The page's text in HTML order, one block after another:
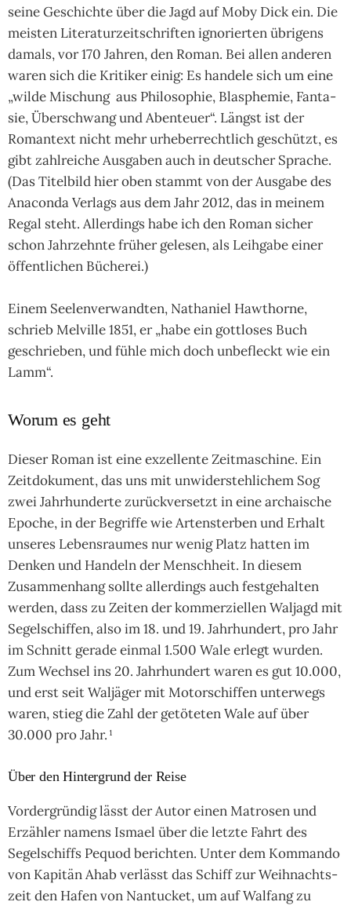
seine Ge­schich­te über die Jagd auf Moby Dick ein. Die
meis­ten Lite­ratur­zeit­schrif­ten igno­rier­ten übri­gens
damals, vor 170 Jah­ren, den Roman. Bei allen ande­ren
waren sich die Kri­ti­ker einig: Es han­dele sich um eine
„wilde Mischung aus Phi­loso­phie, Blas­phe­mie, Fan­ta­
sie, Über­schwang und Aben­teuer“. Längst ist der
Roman­text nicht mehr urhe­ber­recht­lich geschützt, es
gibt zahl­rei­che Aus­gaben auch in deut­scher Spra­che.
(Das Titel­bild hier oben stammt von der Aus­gabe des
Ana­conda Ver­lags aus dem Jahr 2012, das in mei­nem
Regal steht. Aller­dings habe ich den Roman sicher
schon Jahr­zehn­te frü­her gele­sen, als Leih­gabe einer
öffent­li­chen Büche­rei.)
Ei­nem See­len­ver­wand­ten, Natha­niel Haw­thorne,
schrieb Mel­ville 1851, er „habe ein gott­lo­ses Buch
geschrie­ben, und fühle mich doch unbe­fleckt wie ein
Lamm“.
Worum es geht
Die­ser Roman ist eine exzel­lente Zeit­ma­schine. Ein
Zeit­doku­ment, das uns mit unwi­der­steh­li­chem Sog
zwei Jahr­hun­derte zurück­ver­setzt in eine archa­ische
Epo­che, in der Begriffe wie Arten­ster­ben und Erhalt
unse­res Lebens­rau­mes nur wenig Platz hat­ten im
Den­ken und Han­deln der Mensch­heit. In die­sem
Zusam­men­hang sollte aller­dings auch fest­gehal­ten
wer­den, dass zu Zei­ten der kom­mer­ziel­len Wal­jagd mit
Segel­schif­fen, also im 18. und 19. Jahr­hun­dert, pro Jahr
im Schnitt gerade ein­mal 1.500 Wale erlegt wur­den.
Zum Wech­sel ins 20. Jahr­hun­dert waren es gut 10.000,
und erst seit Wal­jä­ger mit Motor­schif­fen unter­wegs
waren, stieg die Zahl der getö­te­ten Wale auf über
30.000 pro Jahr.¹
Über den Hintergrund der Reise
Vor­der­grün­dig lässt der Autor einen Matro­sen und
Erzäh­ler namens Ismael über die letzte Fahrt des
Segel­schiffs Pequod berich­ten. Unter dem Kom­mando
von Kapi­tän Ahab ver­lässt das Schiff zur Weih­nachts­
zeit den Hafen von Nan­tu­cket, um auf Wal­fang zu